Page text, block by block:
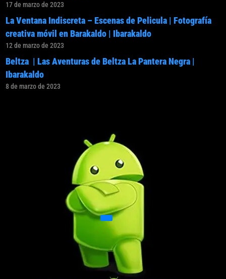
17 de marzo de 2023
La Ventana Indiscreta – Escenas de Pelicula | Fotografía
creativa móvil en Barakaldo | Ibarakaldo
12 de marzo de 2023
Beltza | Las Aventuras de Beltza La Pantera Negra |
Ibarakaldo
8 de marzo de 2023